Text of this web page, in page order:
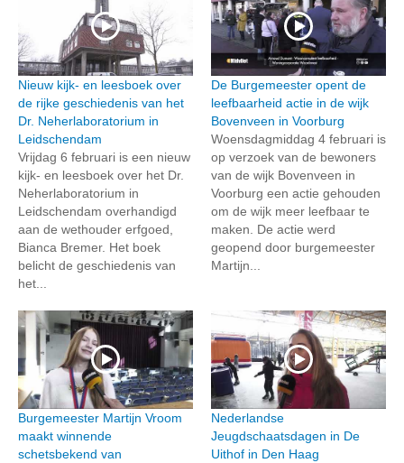
Nieuw kijk- en leesboek over
de rijke geschiedenis van het
Dr. Neherlaboratorium in
Leidschendam
Vrijdag 6 februari is een nieuw
kijk- en leesboek over het Dr.
Neherlaboratorium in
Leidschendam overhandigd
aan de wethouder erfgoed,
Bianca Bremer. Het boek
belicht de geschiedenis van
het...
De Burgemeester opent de
leefbaarheid actie in de wijk
Bovenveen in Voorburg
Woensdagmiddag 4 februari is
op verzoek van de bewoners
van de wijk Bovenveen in
Voorburg een actie gehouden
om de wijk meer leefbaar te
maken. De actie werd
geopend door burgemeester
Martijn...
Burgemeester Martijn Vroom
maakt winnende
schetsbekend van
Nederlandse
Jeugdschaatsdagen in De
Uithof in Den Haag